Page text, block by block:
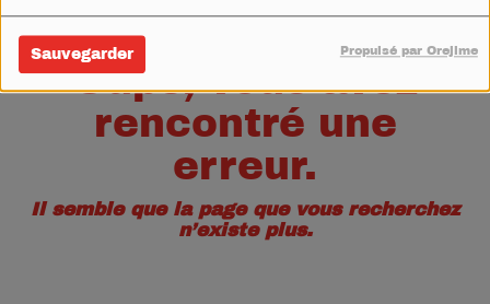
Sauvegarder Propulsé par Orejime
Oups, vous avez
rencontré une
erreur.
Il semble que la page que vous recherchez
n’existe plus.